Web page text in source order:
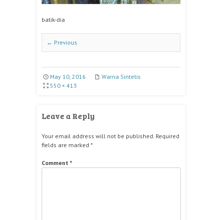
batik-dia
← Previous
May 10, 2016
Warna Sintetis
550 × 413
Leave a Reply
Your email address will not be published. Required
fields are marked *
Comment *